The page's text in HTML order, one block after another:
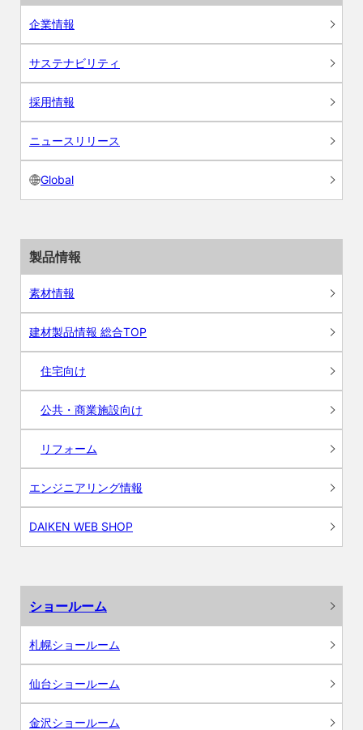
企業情報
サステナビリティ
採用情報
ニュースリリース
Global
製品情報
素材情報
建材製品情報 総合TOP
住宅向け
公共・商業施設向け
リフォーム
エンジニアリング情報
DAIKEN WEB SHOP
ショールーム
札幌ショールーム
仙台ショールーム
金沢ショールーム